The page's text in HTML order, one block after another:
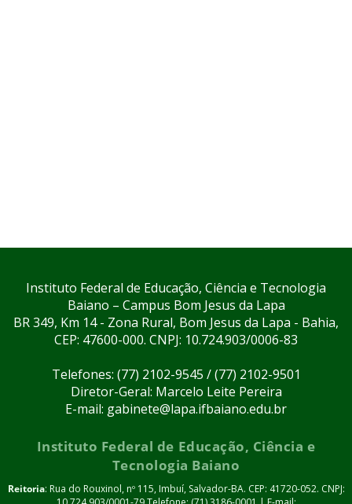
Instituto Federal de Educação, Ciência e Tecnologia
Baiano – Campus Bom Jesus da Lapa
BR 349, Km 14 - Zona Rural, Bom Jesus da Lapa - Bahia,
CEP: 47600-000. CNPJ: 10.724.903/0006-83
Telefones: (77) 2102-9545 / (77) 2102-9501
Diretor-Geral: Marcelo Leite Pereira
E-mail: gabinete@lapa.ifbaiano.edu.br
Instituto Federal de Educação, Ciência e
Tecnologia Baiano
Reitoria: Rua do Rouxinol, nº 115, Imbuí, Salvador-BA. CEP: 41720-052. CNPJ: